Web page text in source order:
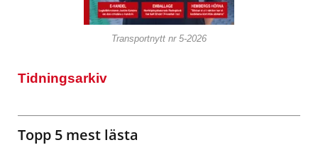
Transportnytt nr 5-2026
Tidningsarkiv
Topp 5 mest lästa